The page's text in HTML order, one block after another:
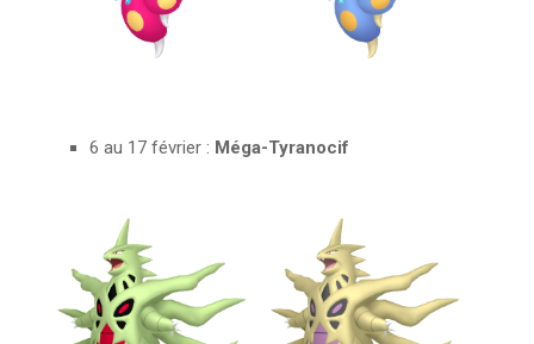
6 au 17 février : Méga-Tyranocif